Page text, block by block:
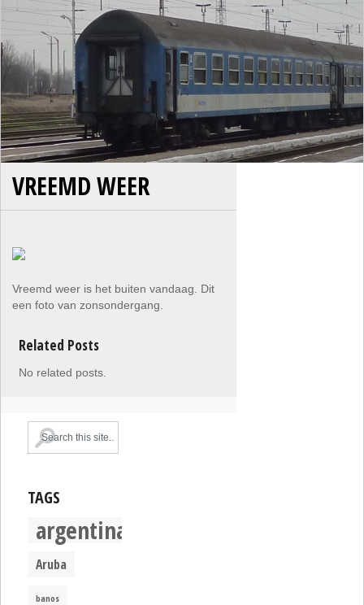
VREEMD WEER
Vreemd weer is het buiten vandaag. Dit
een foto van zonsondergang.
Related Posts
No related posts.
TAGS
argentina
Aruba
banos